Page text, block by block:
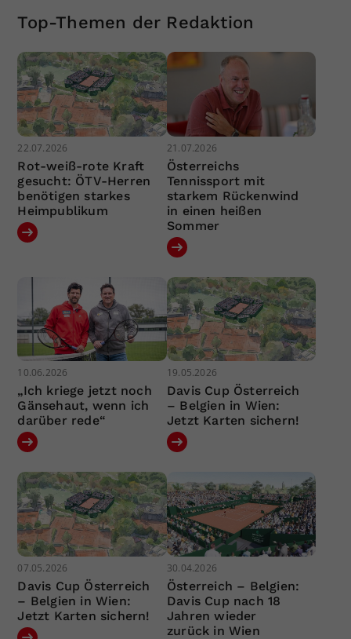
Top-Themen der Redaktion
22.07.2026
Rot-weiß-rote Kraft
gesucht: ÖTV-Herren
benötigen starkes
Heimpublikum
21.07.2026
Österreichs
Tennissport mit
starkem Rückenwind
in einen heißen
Sommer
10.06.2026
„Ich kriege jetzt noch
Gänsehaut, wenn ich
darüber rede“
19.05.2026
Davis Cup Österreich
– Belgien in Wien:
Jetzt Karten sichern!
07.05.2026
Davis Cup Österreich
– Belgien in Wien:
Jetzt Karten sichern!
30.04.2026
Österreich – Belgien:
Davis Cup nach 18
Jahren wieder
zurück in Wien